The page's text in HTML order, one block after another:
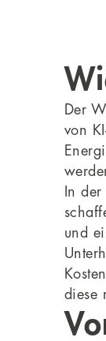
Der
von
In
und
diese